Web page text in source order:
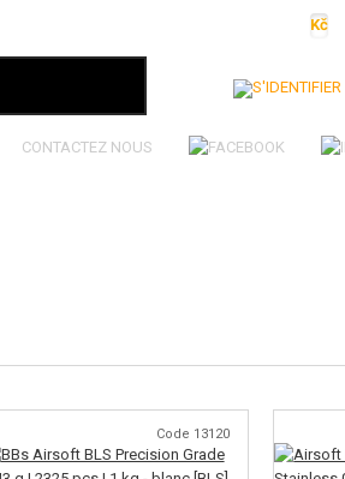
Kč
CONTACTEZ NOUS
Code 13120